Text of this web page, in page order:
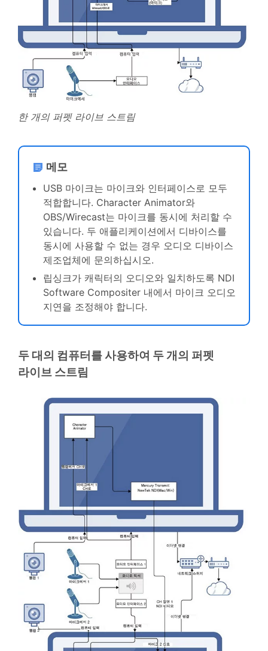
한 개의 퍼펫 라이브 스트림
메모
USB 마이크는 마이크와 인터페이스로 모두
적합합니다. Character Animator와
OBS/Wirecast는 마이크를 동시에 처리할 수
있습니다. 두 애플리케이션에서 디바이스를
동시에 사용할 수 없는 경우 오디오 디바이스
제조업체에 문의하십시오.
립싱크가 캐릭터의 오디오와 일치하도록 NDI
Software Compositer 내에서 마이크 오디오
지연을 조정해야 합니다.
두 대의 컴퓨터를 사용하여 두 개의 퍼펫
라이브 스트림